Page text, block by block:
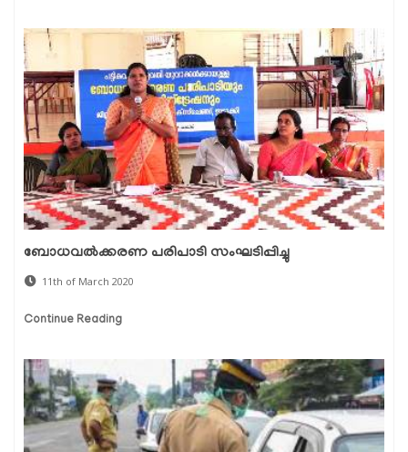
ബോധവല്‍ക്കരണ പരിപാടി സംഘടിപ്പിച്ചു
11th of March 2020
Continue Reading